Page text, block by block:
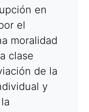
en
el
moralidad
clase
de la
y